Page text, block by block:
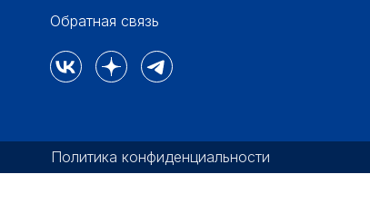
Обратная связь
Политика конфиденциальности